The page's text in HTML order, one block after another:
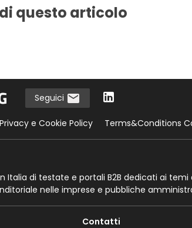
questo articolo
Seguici
Privacy e Cookie Policy Terms&Conditions
Italia di testate e portali B2B dedicati ai
nelle imprese e pubbliche
Contatti